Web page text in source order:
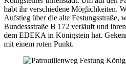
habt ihr verschiedene Möglichkeiten.
Aufstieg über die alte Festungsstraße,
Bundessstraße B 172 verläuft und
dem EDEKA in Königstein hat.
mit einem roten Punkt.